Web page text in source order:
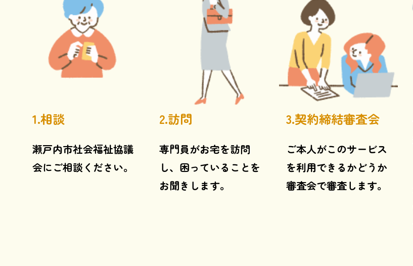
1.相談
瀬戸内市社会福祉協議
会にご相談ください。
2.訪問
専門員がお宅を訪問
し、困っていることを
お聞きします。
3.契約締結審査会
ご本人がこのサービス
を利用できるかどうか
審査会で審査します。